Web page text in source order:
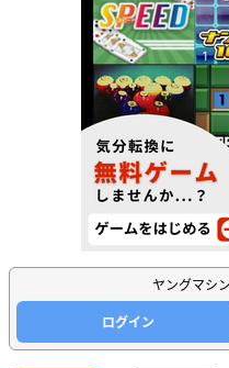
ヤングマシ
ログイン